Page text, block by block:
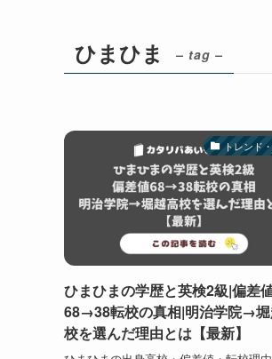
ひまひま – tag –
トレンド
ひまひまの学歴と英検2級|偏差
68→38転校の真相|明治学院→
校を選んだ理由とは【最新】